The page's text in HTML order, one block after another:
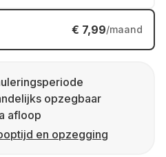
€ 7,99/maand
opzegbaar
afloop
en opzegging